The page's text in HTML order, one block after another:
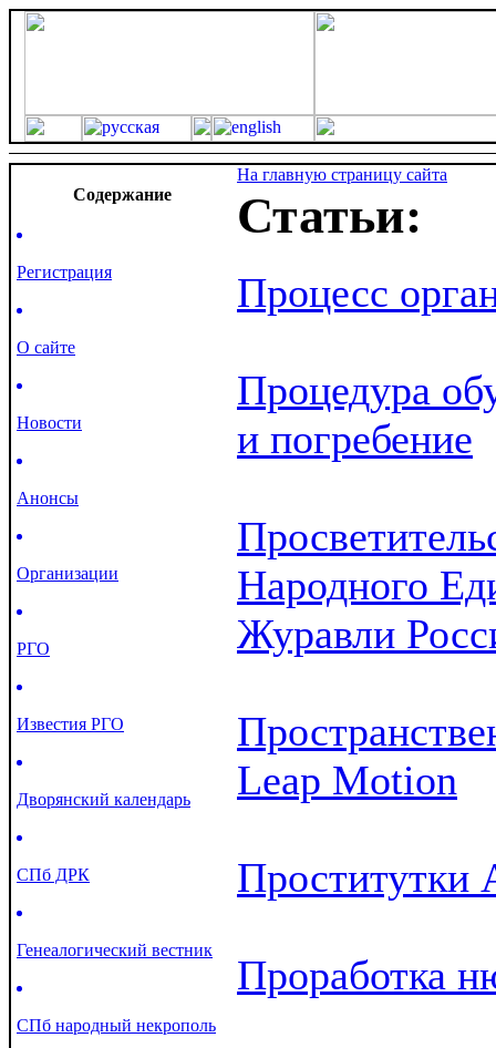
Cодержание
Регистрация
О сайте
Новости
Анонсы
Организации
РГО
Известия РГО
Дворянский календарь
СПб ДРК
Генеалогический вестник
СПб народный некрополь
На главную страницу сайта
Статьи:
Процесс
Процедура
и погребение
Народного
Журавли
Leap Motion
Проститутки
Проработка